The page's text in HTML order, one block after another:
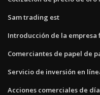
Sam trading est
Introducción de la empresa
Comerciantes de papel de
Servicio de inversión en
Acciones comerciales de